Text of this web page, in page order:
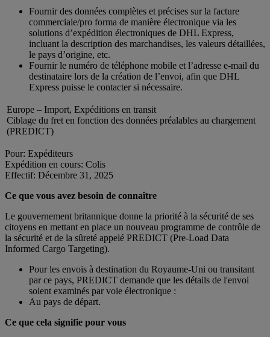
Fournir des données complètes et précises sur la facture
commerciale/pro forma de manière électronique via les
solutions d’expédition électroniques de DHL Express,
incluant la description des marchandises, les valeurs détaillées,
le pays d’origine, etc.
Fournir le numéro de téléphone mobile et l’adresse e-mail du
destinataire lors de la création de l’envoi, afin que DHL
Express puisse le contacter si nécessaire.
Europe – Import, Expéditions en transit
Ciblage du fret en fonction des données préalables au chargement
(PREDICT)
Pour: Expéditeurs
Expédition en cours: Colis
Effectif: Décembre 31, 2025
Ce que vous avez besoin de connaître
Le gouvernement britannique donne la priorité à la sécurité de ses
citoyens en mettant en place un nouveau programme de contrôle de
la sécurité et de la sûreté appelé PREDICT (Pre-Load Data
Informed Cargo Targeting).
Pour les envois à destination du Royaume-Uni ou transitant
par ce pays, PREDICT demande que les détails de l'envoi
soient examinés par voie électronique :
Au pays de départ.
Ce que cela signifie pour vous